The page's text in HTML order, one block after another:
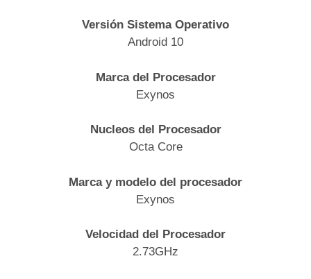
Versión Sistema Operativo
Android 10
Marca del Procesador
Exynos
Nucleos del Procesador
Octa Core
Marca y modelo del procesador
Exynos
Velocidad del Procesador
2.73GHz